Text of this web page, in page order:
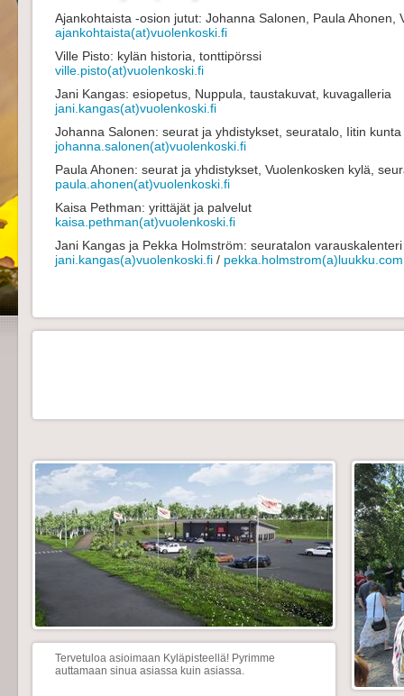
Ajankohtaista -osion jutut: Johanna Salonen, Paula Ahonen,
ajankohtaista(at)vuolenkoski.fi
Ville Pisto: kylän historia, tonttipörssi
ville.pisto(at)vuolenkoski.fi
Jani Kangas: esiopetus, Nuppula, taustakuvat, kuvagalleria
jani.kangas(at)vuolenkoski.fi
Johanna Salonen: seurat ja yhdistykset, seuratalo, Iitin kunta
johanna.salonen(at)vuolenkoski.fi
Paula Ahonen: seurat ja yhdistykset, Vuolenkosken kylä,
paula.ahonen(at)vuolenkoski.fi
Kaisa Pethman: yrittäjät ja palvelut
kaisa.pethman(at)vuolenkoski.fi
Jani Kangas ja Pekka Holmström: seuratalon varauskalenteri
jani.kangas(a)vuolenkoski.fi / pekka.holmstrom(a)luukku.com
Tervetuloa asioimaan Kyläpisteellä! Pyrimme
auttamaan sinua asiassa kuin asiassa.